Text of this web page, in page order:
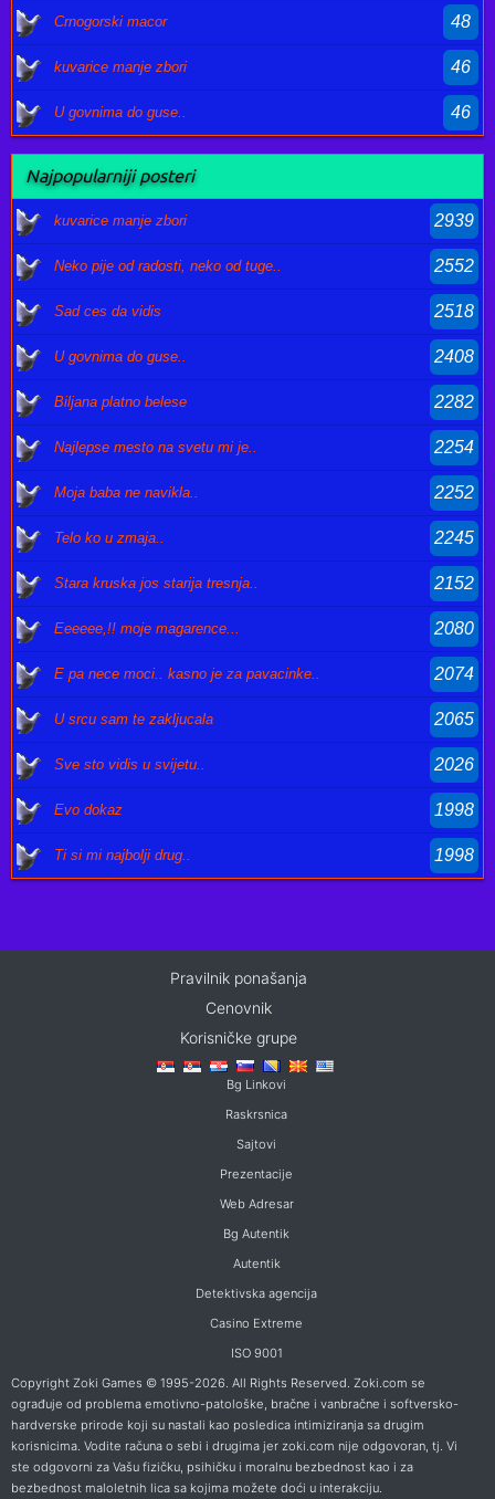
Crnogorski macor 48
kuvarice manje zbori 46
U govnima do guse.. 46
Najpopularniji posteri
kuvarice manje zbori 2939
Neko pije od radosti, neko od tuge.. 2552
Sad ces da vidis 2518
U govnima do guse.. 2408
Biljana platno belese 2282
Najlepse mesto na svetu mi je.. 2254
Moja baba ne navikla.. 2252
Telo ko u zmaja.. 2245
Stara kruska jos starija tresnja.. 2152
Eeeeee,!! moje magarence... 2080
E pa nece moci.. kasno je za pavacinke.. 2074
U srcu sam te zakljucala 2065
Sve sto vidis u svijetu.. 2026
Evo dokaz 1998
Ti si mi najbolji drug.. 1998
Pravilnik ponašanja
Cenovnik
Korisničke grupe
Bg Linkovi
Raskrsnica
Sajtovi
Prezentacije
Web Adresar
Bg Autentik
Autentik
Detektivska agencija
Casino Extreme
ISO 9001
Copyright Zoki Games © 1995-2026. All Rights Reserved. Zoki.com se
ograđuje od problema emotivno-patološke, bračne i vanbračne i softversko-
hardverske prirode koji su nastali kao posledica intimiziranja sa drugim
korisnicima. Vodite računa o sebi i drugima jer zoki.com nije odgovoran, tj. Vi
ste odgovorni za Vašu fizičku, psihičku i moralnu bezbednost kao i za
bezbednost maloletnih lica sa kojima možete doći u interakciju.